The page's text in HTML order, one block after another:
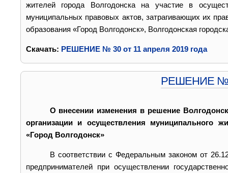
жителей города Волгодонска на участие в
муниципальных правовых актов, затрагивающих их
образования «Город Волгодонск», Волгодонская
Cкачать: РЕШЕНИЕ № 30 от 11 апреля 2019 года
РЕШЕНИЕ №
О внесении изменения в решение
организации и осуществления муниципального
«Город Волгодонск»
В соответствии с Федеральным законом от
предпринимателей при осуществлении